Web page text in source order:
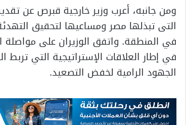
ومن جانبه، أعرب وزير خارجية قبرص عن
التى تبذلها مصر ومساعيها لتحقيق
في المنطقة. واتفق الوزيران على مواصلة
في إطار العلاقات الإستراتيجية التي تربط
الجهود الرامية لخفض التصعيد.